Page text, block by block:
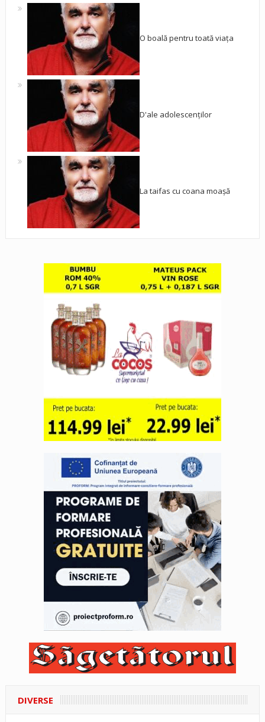
O boală pentru toată viața
D'ale adolescenților
La taifas cu coana moașă
DIVERSE